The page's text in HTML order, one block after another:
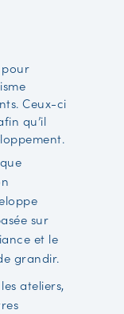
pour
Ceux-ci
qu’il
sur
et le
grandir.
ateliers,